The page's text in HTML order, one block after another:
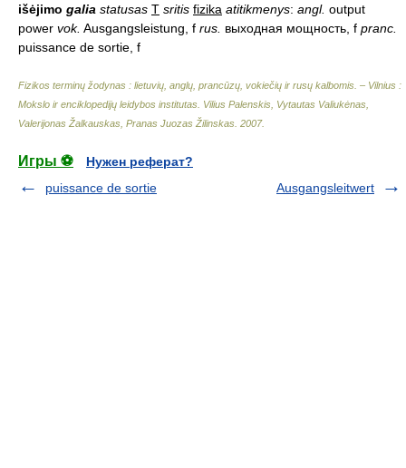
išėjimo galia statusas T sritis fizika atitikmenys: angl. output
power vok. Ausgangsleistung, f rus. выходная мощность, f pranc.
puissance de sortie, f
Fizikos terminų žodynas : lietuvių, anglų, prancūzų, vokiečių ir rusų kalbomis. – Vilnius :
Mokslo ir enciklopedijų leidybos institutas Vilius Palenskis, Vytautas Valiukėnas,
Valerijonas Žalkauskas, Pranas Juozas Žilinskas 2007.
Игры ⚽
Нужен реферат?
puissance de sortie
Ausgangsleitwert